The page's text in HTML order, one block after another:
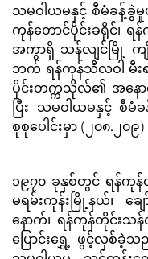
သမဝါယမနှင့် စီမံခန့်
ကုန်တောင်ပိုင်းခရိုင်၊
အကွာရှိ သန်လျင်မြို့ က
ဘက် ရန်ကုန်သီလဝါ မီး
ပိုင်းတက္ကသိုလ်၏ အန
ပြီး သမဝါယမနှင့် စီ
စုစုပေါင်းမှာ (၂၀၈.၂
၁၉၇၀ ခုနှစ်တွင် ရန်ကု
မရမ်းကုန်းမြို့နယ်၊ ခ
နောက်၊ ရန်ကုန်တိုင်းသ
ပြောင်းရွှေ့ ဖွင့်လှစ်ခဲ့